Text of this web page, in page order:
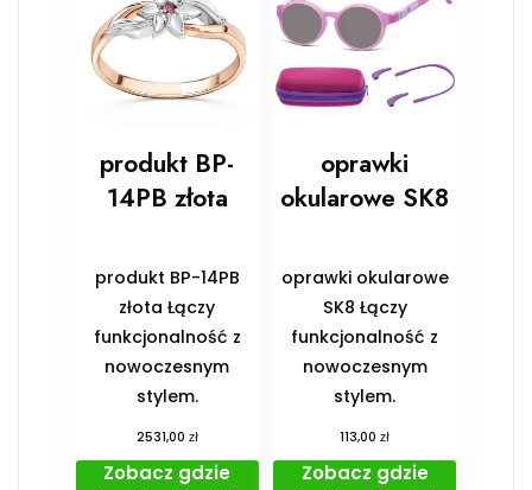
produkt BP-
14PB złota
produkt BP-14PB
złota Łączy
funkcjonalność z
nowoczesnym
stylem.
2531,00 zł
Zobacz gdzie
oprawki
okularowe SK8
oprawki okularowe
SK8 Łączy
funkcjonalność z
nowoczesnym
stylem.
113,00zł
Zobacz gdzie